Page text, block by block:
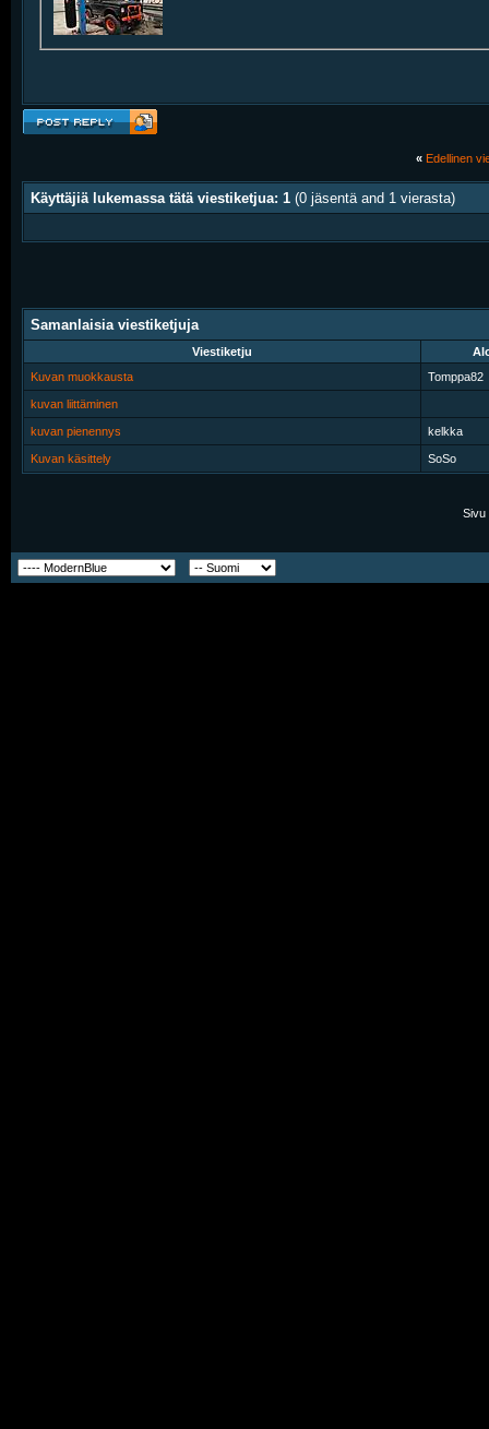
« Edellinen
Käyttäjiä lukemassa tätä viestiketjua: 1 (0 jäsentä and 1 vierasta)
Samanlaisia viestiketjuja
Viestiketju
Kuvan muokkausta
Tomppa82
kuvan liittäminen
kuvan pienennys kelkka
Kuvan käsittely SoSo
Sivu